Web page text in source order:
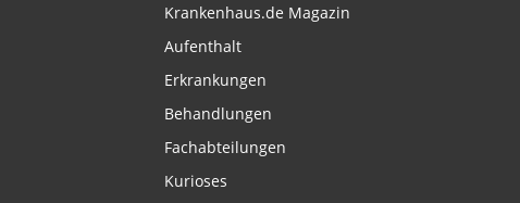
Krankenhaus.de Magazin
Aufenthalt
Erkrankungen
Behandlungen
Fachabteilungen
Kurioses